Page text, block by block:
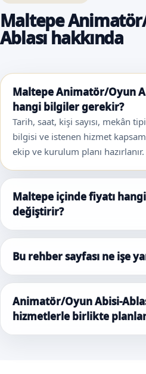
Maltepe
Ablası hakkında
Maltepe Animatör/Oyun
hangi bilgiler gerekir?
Tarih, saat, kişi sayısı, mekân
bilgisi ve istenen hizmet
ekip ve kurulum planı hazırlanır.
Maltepe içinde fiyatı
değiştirir?
Bu rehber sayfası ne işe
Animatör/Oyun Abisi-
hizmetlerle birlikte